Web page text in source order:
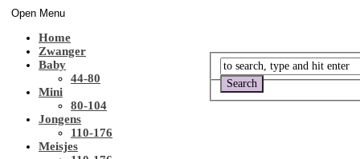
Open Menu
Home
Zwanger
Baby
44-80
Mini
80-104
Jongens
110-176
Meisjes